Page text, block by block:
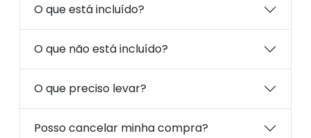
O que está incluído?
O que não está incluído?
O que preciso levar?
Posso cancelar minha compra?